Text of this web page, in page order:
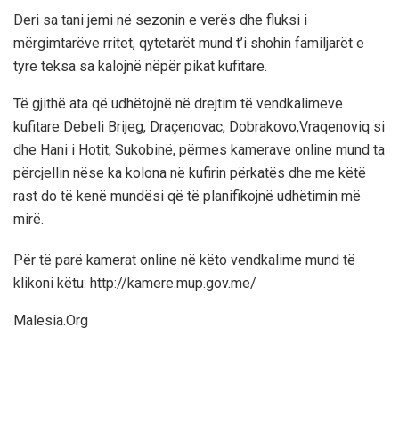
Deri sa tani jemi në sezonin e verës dhe fluksi i
mërgimtarëve rritet, qytetarët mund t’i shohin familjarët e
tyre teksa sa kalojnë nëpër pikat kufitare.
Të gjithë ata që udhëtojnë në drejtim të vendkalimeve
kufitare Debeli Brijeg, Draçenovac, Dobrakovo,Vraqenoviq si
dhe Hani i Hotit, Sukobinë, përmes kamerave online mund ta
përcjellin nëse ka kolona në kufirin përkatës dhe me këtë
rast do të kenë mundësi që të planifikojnë udhëtimin më
mirë.
Për të parë kamerat online në këto vendkalime mund të
klikoni këtu: http://kamere.mup.gov.me/
Malesia.Org